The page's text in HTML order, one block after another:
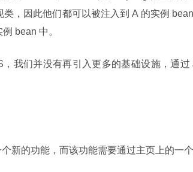
类，因此他们都可以被注入到 A 的实例
bean 中。
，我们并没有再引入更多的基础设施，通
新的功能，而该功能需要通过主页上的一个